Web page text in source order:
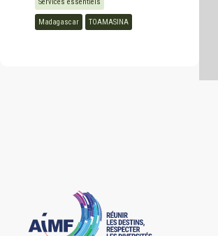
Mali
Madagascar TOAMASINA